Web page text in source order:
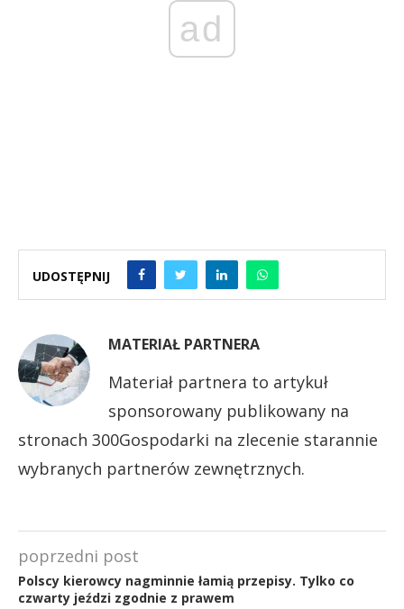
ad
UDOSTĘPNIJ
MATERIAŁ PARTNERA
Materiał partnera to artykuł
sponsorowany publikowany na
stronach 300Gospodarki na zlecenie starannie
wybranych partnerów zewnętrznych.
poprzedni post
Polscy kierowcy nagminnie łamią przepisy. Tylko co
czwarty jeździ zgodnie z prawem